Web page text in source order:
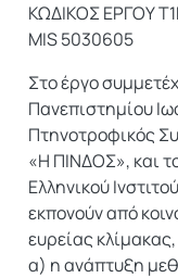
ΚΩΔΙΚΟΣ ΕΡΓΟΥ
MIS 5030605
Στο έργο
Πανεπιστημίου
Πτηνοτροφικός
«Η ΠΙΝΔΟΣ», και
Ελληνικού
εκπονούν από
ευρείας
α) η ανάπτυξη